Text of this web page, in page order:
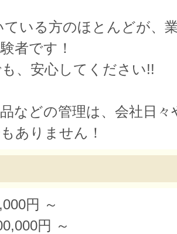
ている方のほとんどが、
者です！
、安心してください!!
などの管理は、会社日
ありません！
円 ～
円 ～